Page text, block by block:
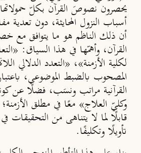
يحصرون نصوصَ القرآن بكلّ
أسباب النزول المحايثة، دون تعدية
أن ذلك الناظم هو ما يتوافق
القرآن، وأهمّها في هذا السياق:«
لكلية الأزمنة»، «التعدد الدلالي
المصحوب بالضبط الموضوعي،
القرآنية مراتب ونسَب، فضلًا عن
وكليّ العلاج» معًا في مطلق
قابلًا لما لا يتناهى من التحقيقات
تأويلًا وتكليفًا.